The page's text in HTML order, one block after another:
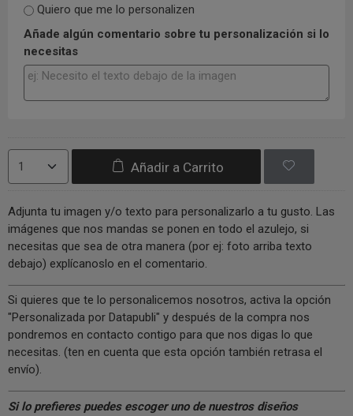
Quiero que me lo personalizen
Añade algún comentario sobre tu personalización si lo
necesitas
Añadir a Carrito
Adjunta tu imagen y/o texto para personalizarlo a tu gusto. Las
imágenes que nos mandas se ponen en todo el azulejo, si
necesitas que sea de otra manera (por ej: foto arriba texto
debajo) explícanoslo en el comentario.
Si quieres que te lo personalicemos nosotros, activa la opción
"Personalizada por Datapubli" y después de la compra nos
pondremos en contacto contigo para que nos digas lo que
necesitas. (ten en cuenta que esta opción también retrasa el
envío).
Si lo prefieres puedes escoger uno de nuestros diseños